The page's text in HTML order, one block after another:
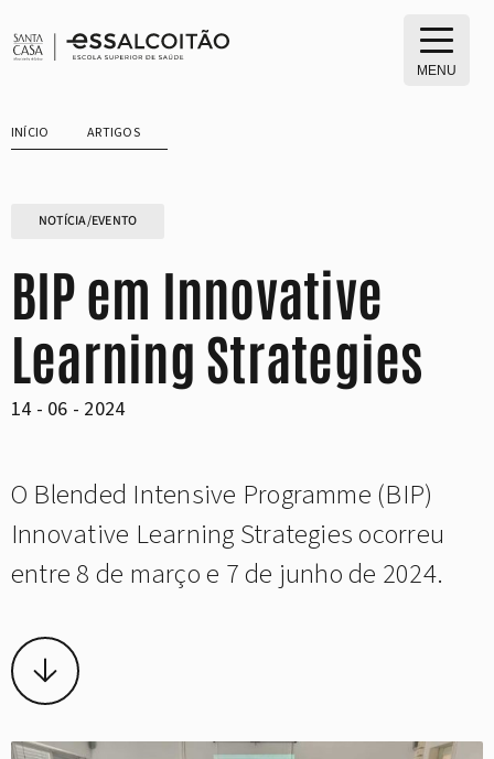
para
MENU
INÍCIO ARTIGOS
NOTÍCIA/EVENTO
BIP em Innovative
Learning Strategies
14 - 06 - 2024
O Blended Intensive Programme (BIP)
Innovative Learning Strategies ocorreu
entre 8 de março e 7 de junho de 2024.